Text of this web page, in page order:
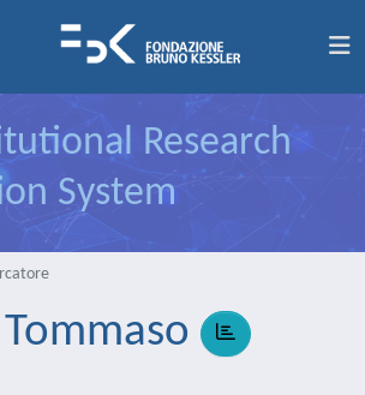
Research
System